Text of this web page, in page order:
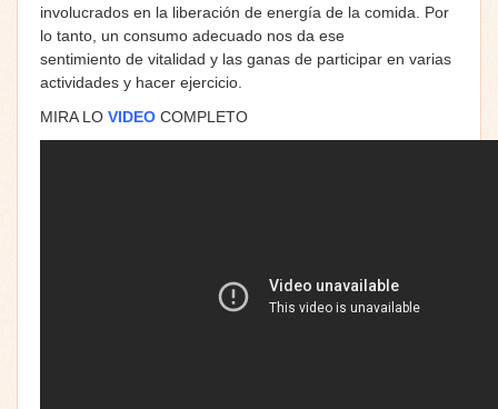
involucrados en la liberación de energía de la comida. Por
lo tanto, un consumo adecuado nos da ese
sentimiento de vitalidad y las ganas de participar en varias
actividades y hacer ejercicio.
MIRA LO VIDEO COMPLETO